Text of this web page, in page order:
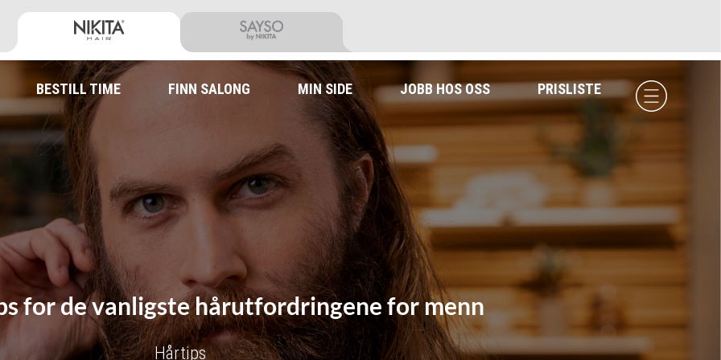
BESTILL TIME FINN SALONG MIN SIDE JOBB HOS OSS PRISLISTE
for de vanligste hårutfordringene for menn
Hårtips